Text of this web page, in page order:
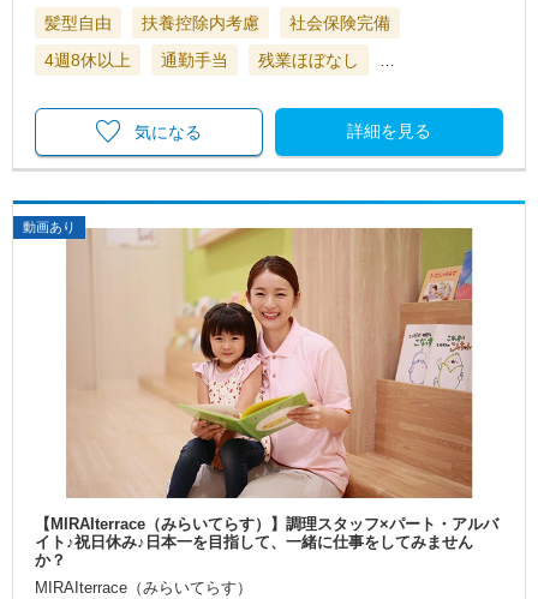
髪型自由 扶養控除内考慮
社会保険完備
4週8休以上
通勤手当 残業ほぼなし
詳細を見る
気になる
動画あり
【MIRAIterrace（みらいてらす）】調理スタッフ×パート・アルバ
イト♪祝日休み♪日本一を目指して、一緒に仕事をしてみません
か？
MIRAIterrace（みらいてらす）